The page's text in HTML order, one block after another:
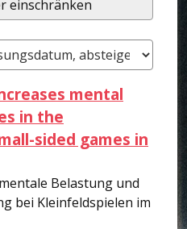
einschränken
mental
in the
sided games in
Belastung und
bei Kleinfeldspielen im